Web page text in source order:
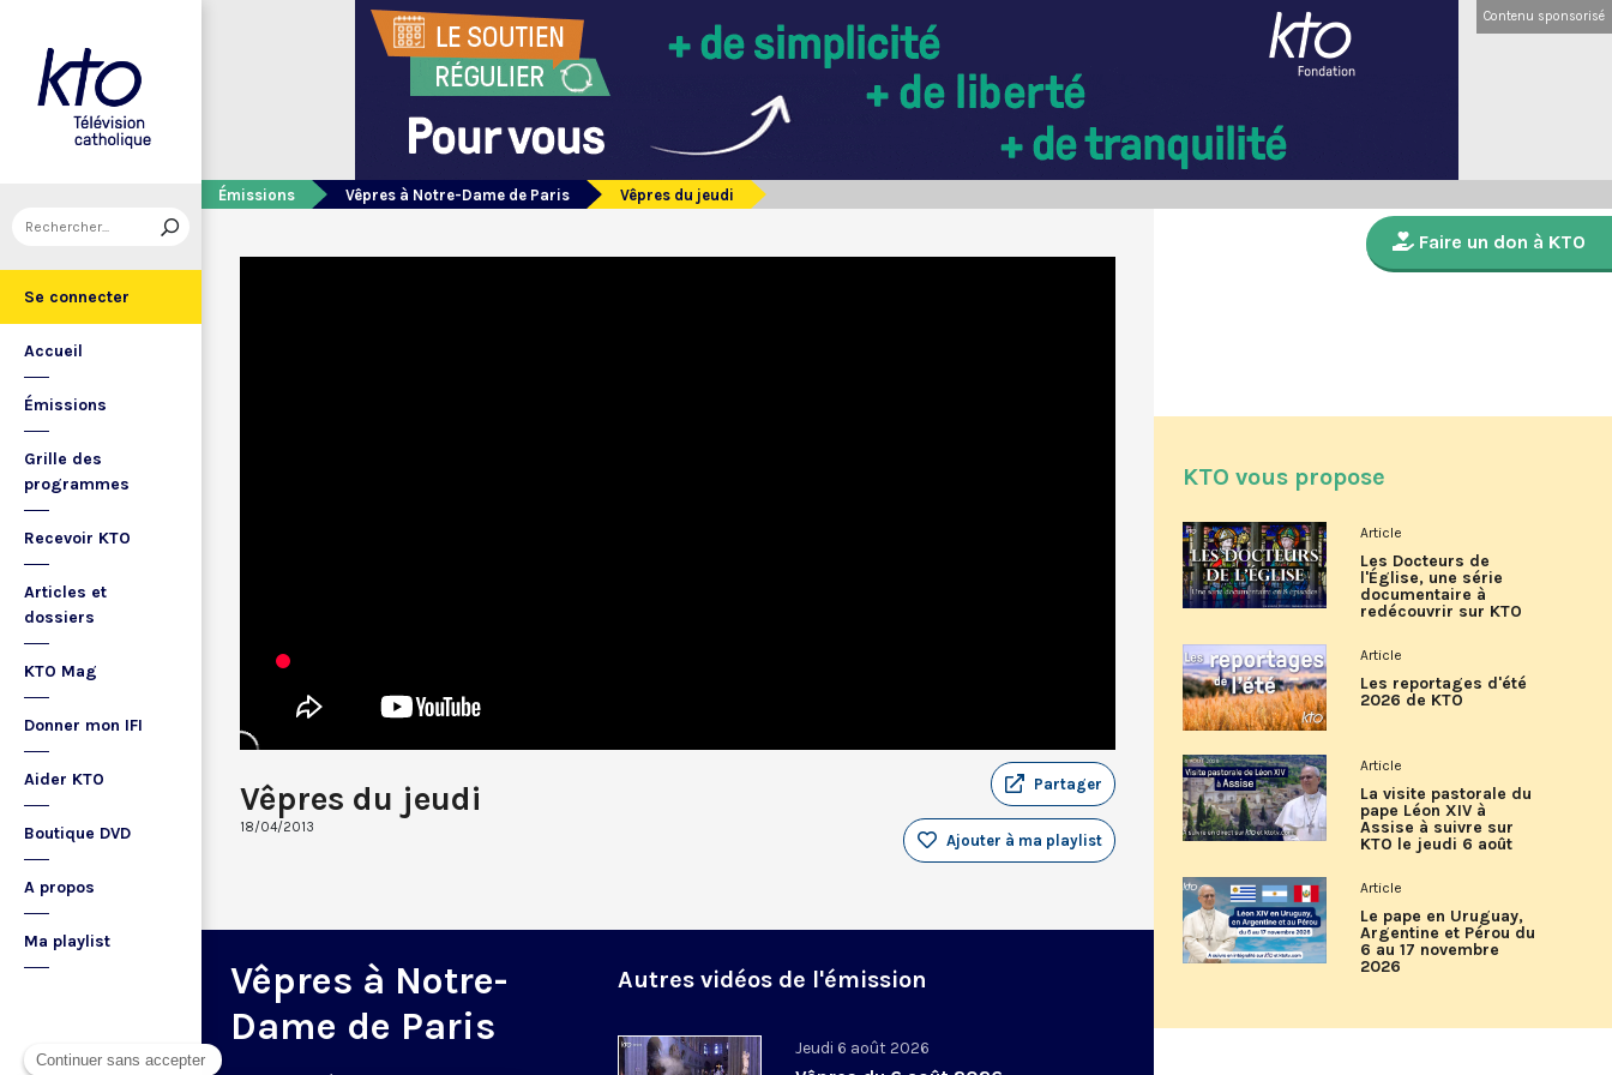
Se connecter
Accueil
Émissions
Grille des
programmes
Recevoir KTO
Articles et
dossiers
KTO Mag
Donner mon IFI
Aider KTO
Boutique DVD
A propos
Ma playlist
Contenu sponsorisé
Émissions Vêpres à Notre-Dame de Paris Vêpres du jeudi
Vêpres du jeudi
18/04/2013
Partager
Ajouter à ma playlist
Vêpres à Notre-
Dame de Paris
Autres vidéos de l'émission
Jeudi 6 août 2026
Faire un don à KTO
KTO vous propose
Article
Les Docteurs de
l'Église, une série
documentaire à
redécouvrir sur KTO
Article
Les reportages d'été
2026 de KTO
Article
La visite pastorale du
pape Léon XIV à
Assise à suivre sur
KTO le jeudi 6 août
Article
Le pape en Uruguay,
Argentine et Pérou du
6 au 17 novembre
2026